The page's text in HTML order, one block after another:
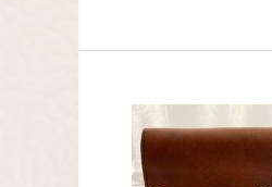
Cartera
de
Mujer